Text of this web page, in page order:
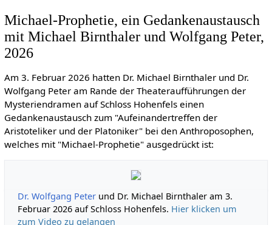
Michael-Prophetie, ein Gedankenaustausch
mit Michael Birnthaler und Wolfgang Peter,
2026
Am 3. Februar 2026 hatten Dr. Michael Birnthaler und Dr.
Wolfgang Peter am Rande der Theateraufführungen der
Mysteriendramen auf Schloss Hohenfels einen
Gedankenaustausch zum "Aufeinandertreffen der
Aristoteliker und der Platoniker" bei den Anthroposophen,
welches mit "Michael-Prophetie" ausgedrückt ist:
Dr. Wolfgang Peter und Dr. Michael Birnthaler am 3.
Februar 2026 auf Schloss Hohenfels. Hier klicken um
zum Video zu gelangen